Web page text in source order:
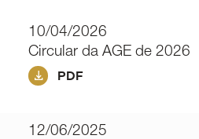
10/04/2026
Circular da AGE de 2026
PDF
12/06/2025